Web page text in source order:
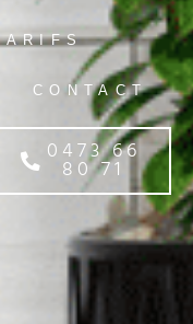
CONTACT
0473 66
80 71